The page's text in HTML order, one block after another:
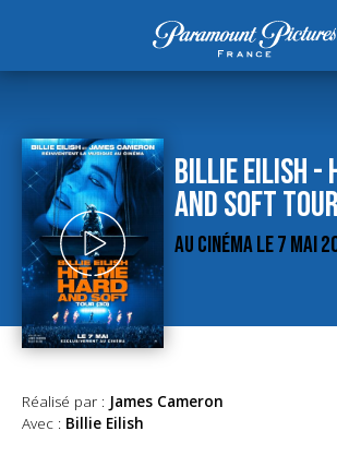
BILLIE EILISH -
AND SOFT
AU CINÉMA LE 7 MAI
Réalisé par : James Cameron
Avec : Billie Eilish